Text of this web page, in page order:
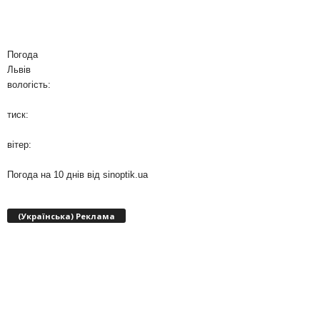
Погода
Львів
вологість:
тиск:
вітер:
Погода на 10 днів від sinoptik.ua
(Українська) Реклама